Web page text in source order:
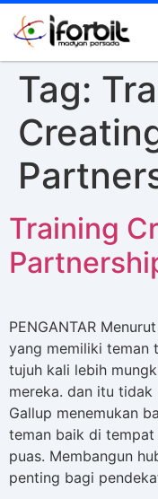
Tag:
Training
PENGANTAR
yang memiliki teman
tujuh kali lebih
mereka. dan itu tidak
Gallup menemukan
teman baik di
puas. Membangun
penting bagi